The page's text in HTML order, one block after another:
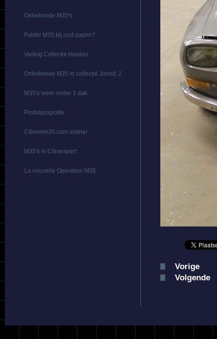
Onbekende M35's
Folder M35 bij oud papier?
Veiling Collectie Heuliez
Onbekende M35 in collectie Junod, Zwitserland
M35's weer onder 1 dak
Prototypografie
Citroenm35.com online!
M35's in Citroexpert
La nouvelle Opération M35
Vorige
Volgende